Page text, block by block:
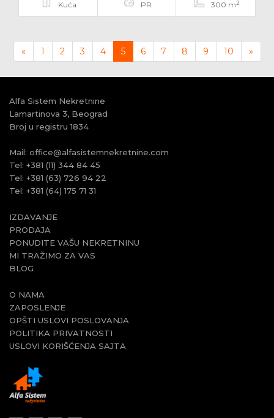
Kuća PR 300 m2
«Previous
1 2 3 4 5 6 7 8 9 10 »Next
Alfa Sistem Nekretnine
Lamartinova 3, Beograd
Broj u registru 1834
Mail: office@alfasistemnekretnine.com
Tel: +381 (11) 344 84 45
Tel: +381 (63) 726 94 22
Tel: +381 (64) 175 71 31
IZDAVANJE
PRODAJA
PONUDITE VAŠU NEKRETNINU
MI TRAŽIMO ZA VAS
BLOG
O NAMA
ZAPOSLENJE
OPŠTI USLOVI POSLOVANJA
POLITIKA PRIVATNOSTI
USLOVI KORIŠĆENJA SAJTA